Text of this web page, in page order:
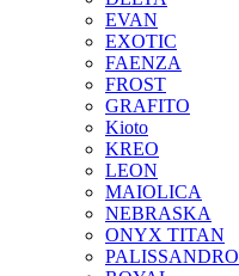
EVAN
EXOTIC
FAENZA
FROST
GRAFITO
Kioto
KREO
LEON
MAIOLICA
NEBRASKA
ONYX TITAN
PALISSANDRO